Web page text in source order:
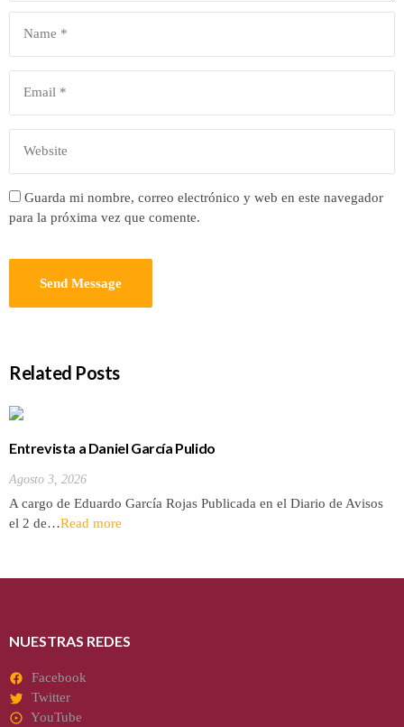
Guarda mi nombre, correo electrónico y web en este navegador
para la próxima vez que comente.
Related Posts
Entrevista a Daniel García Pulido
Agosto 3, 2026
A cargo de Eduardo García Rojas Publicada en el Diario de Avisos
el 2 de…Read more
NUESTRAS REDES
Facebook
Twitter
YouTube